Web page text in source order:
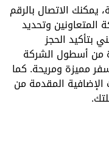
الاتصال بالرقم
المتعاونين وتحديد
بتأكيد الحجز
من أسطول الشركة
مميزة ومريحة. كما
الإضافية المقدمة من